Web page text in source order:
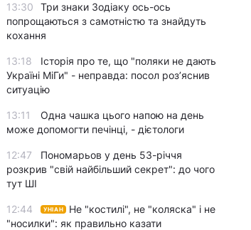
13:30
Три знаки Зодіаку ось-ось
попрощаються з самотністю та знайдуть
кохання
13:18
Історія про те, що "поляки не дають
Україні МіГи" - неправда: посол роз’яснив
ситуацію
13:11
Одна чашка цього напою на день
може допомогти печінці, - дієтологи
12:47
Пономарьов у день 53-річчя
розкрив "свій найбільший секрет": до чого
тут ШІ
12:44 УНІАН
Не "костилі", не "коляска" і не
"носилки": як правильно казати